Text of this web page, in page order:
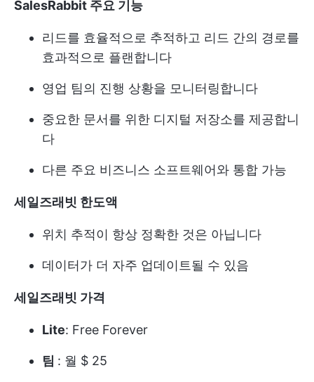
SalesRabbit 주요 기능
리드를 효율적으로 추적하고 리드 간의 경로를
효과적으로 플랜합니다
영업 팀의 진행 상황을 모니터링합니다
중요한 문서를 위한 디지털 저장소를 제공합니
다
다른 주요 비즈니스 소프트웨어와 통합 가능
세일즈래빗 한도액
위치 추적이 항상 정확한 것은 아닙니다
데이터가 더 자주 업데이트될 수 있음
세일즈래빗 가격
Lite: Free Forever
팀 : 월 $ 25